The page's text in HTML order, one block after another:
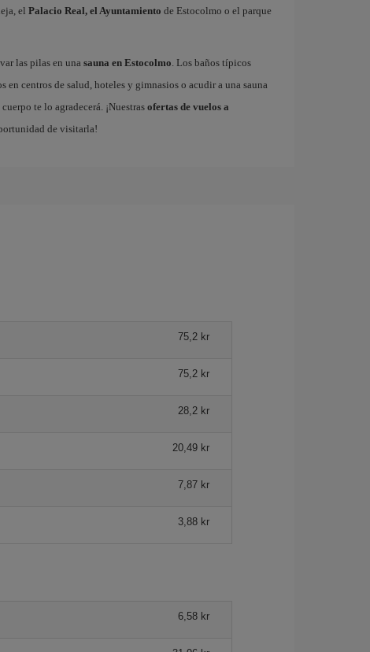
el Palacio Real, el Ayuntamiento de Estocolmo o el parque
las pilas en una sauna en Estocolmo. Los baños típicos
en centros de salud, hoteles y gimnasios o acudir a una sauna
te lo agradecerá. ¡Nuestras ofertas de vuelos a
de visitarla!
75,2 kr
75,2 kr
28,2 kr
20,49 kr
7,87 kr
3,88 kr
6,58 kr